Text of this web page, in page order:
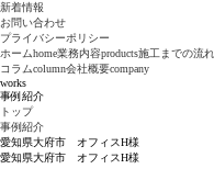
新着情報
お問い合わせ
プライバシーポリシー
ホームhome業務内容products施工までの流れ
コラムcolumn会社概要company
works
事例紹介
トップ
事例紹介
愛知県大府市 オフィスH様
愛知県大府市 オフィスH様